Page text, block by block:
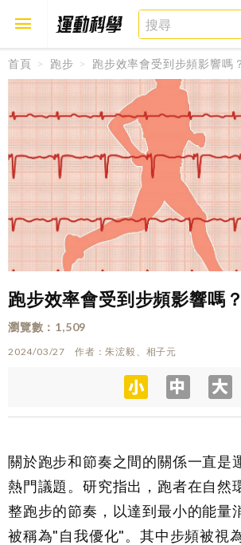
首頁 跑步 跑步效率會受到步頻影響嗎？
跑步效率會受到步頻影響嗎？
瀏覽數 1,509
2024/03/27 作者 朱浤毅、相子元
關於跑步和節奏之間的關係一直是
熱門議題。研究指出，跑者在自然
整跑步的節奏，以達到最小的能量
被稱為"自我優化"。其中步頻被視
取消 確